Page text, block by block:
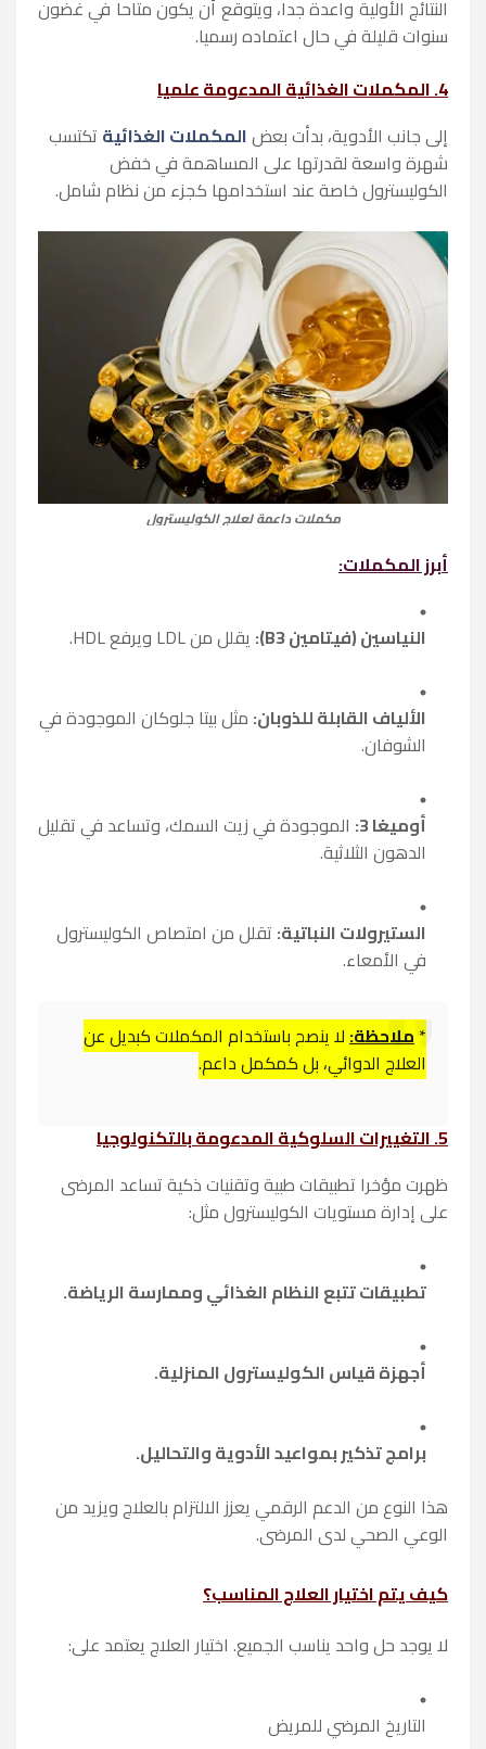
النتائج الأولية واعدة جدا، ويتوقع أن يكون متاحا في غضون
سنوات قليلة في حال اعتماده رسميا.
4. المكملات الغذائية المدعومة علميا
إلى جانب الأدوية، بدأت بعضالمكملات الغذائية تكتسب
شهرة واسعة لقدرتها على المساهمة في خفض
الكوليسترول خاصة عند استخدامها كجزء من نظام شامل.
مكملات داعمة لعلاج الكوليسترول
أبرز المكملات:
النياسين (فيتامين B3): يقلل من LDL ويرفع HDL.
الألياف القابلة للذوبان: مثل بيتا جلوكان الموجودة في
الشوفان.
أوميغا 3:
الموجودة في زيت السمك، وتساعد في تقليل
الدهون الثلاثية.
الستيرولات النباتية: تقلل من امتصاص الكوليسترول
في الأمعاء.
*ملاحظة:لا ينصح باستخدام المكملات كبديل عن
العلاج الدوائي، بل كمكمل داعم.
5. التغييرات السلوكية المدعومة بالتكنولوجيا
ظهرت مؤخرا تطبيقات طبية وتقنيات ذكية تساعد المرضى
على إدارة مستويات الكوليسترول مثل:
تطبيقات تتبع النظام الغذائي وممارسة الرياضة.
أجهزة قياس الكوليسترول المنزلية.
برامج تذكير بمواعيد الأدوية والتحاليل.
هذا النوع من الدعم الرقمي يعزز الالتزام بالعلاج ويزيد من
الوعي الصحي لدى المرضى.
كيف يتم اختيار العلاج المناسب؟
لا يوجد حل واحد يناسب الجميع. اختيار العلاج يعتمد على:
التاريخ المرضي للمريض